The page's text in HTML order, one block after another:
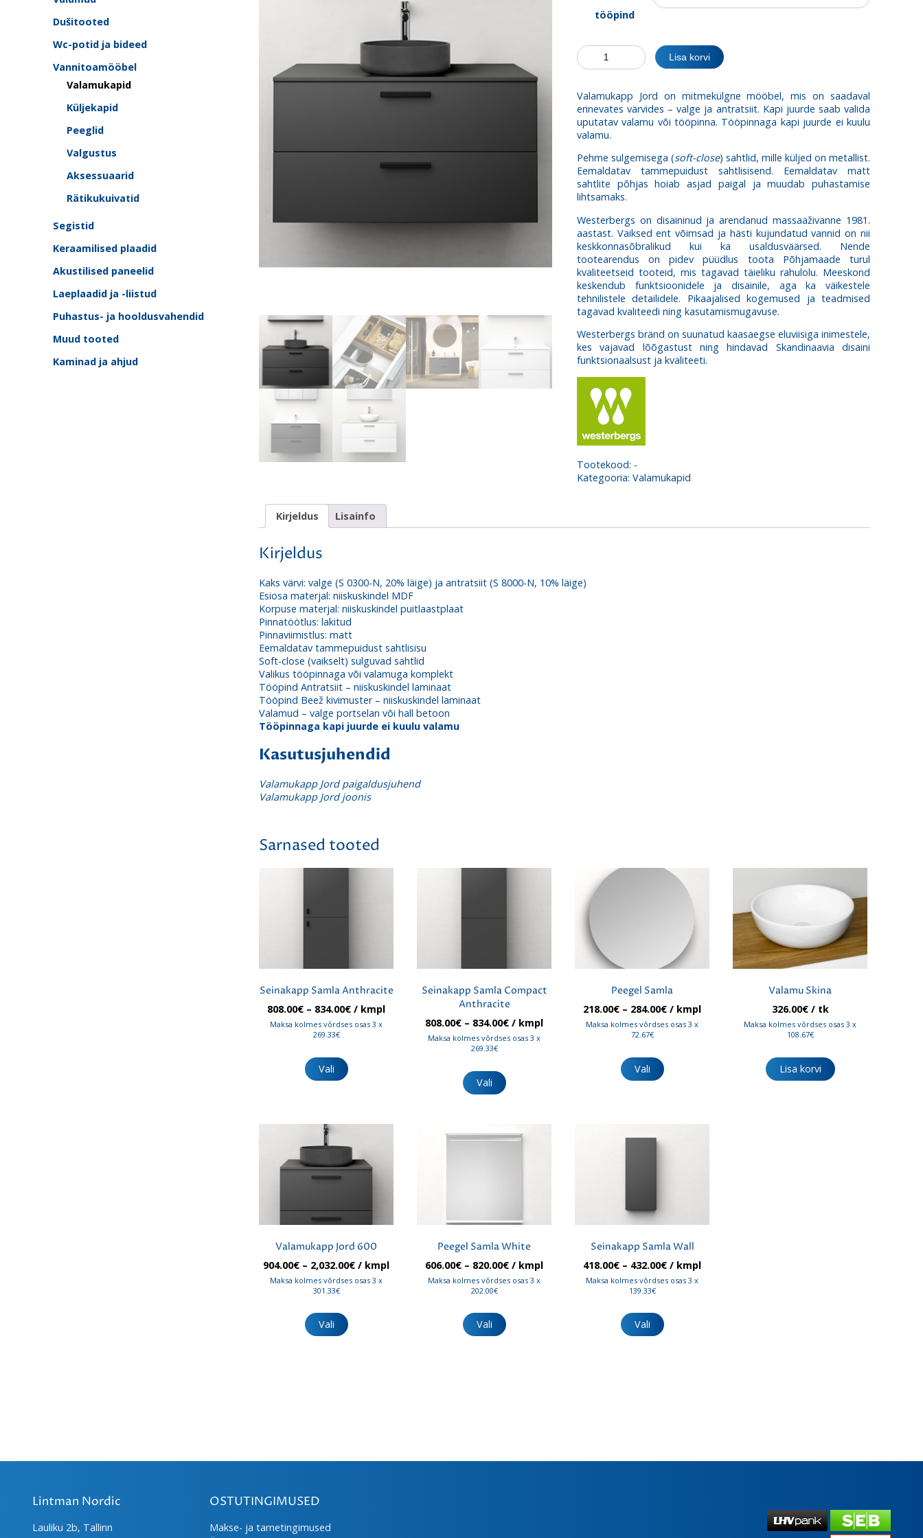
Dušitooted
Wc-potid ja bideed
Vannitoamööbel
Valamukapid
Küljekapid
Peeglid
Valgustus
Aksessuaarid
Rätikukuivatid
Segistid
Keraamilised plaadid
Akustilised paneelid
Laeplaadid ja -liistud
Puhastus- ja hooldusvahendid
Muud tooted
Kaminad ja ahjud
tööpind
Valamukapp
Jord
kogus
Lisa korvi
Valamukapp Jord on mitmekülgne mööbel, mis on saadaval
erinevates värvides – valge ja antratsiit. Kapi juurde saab valida
uputatav valamu või tööpinna. Tööpinnaga kapi juurde ei kuulu
valamu.
Pehme sulgemisega (soft-close) sahtlid, mille küljed on metallist.
Eemaldatav tammepuidust sahtlisisend. Eemaldatav matt
sahtlite põhjas hoiab asjad paigal ja muudab puhastamise
lihtsamaks.
Westerbergs on disaininud ja arendanud massaaživanne 1981.
aastast. Vaiksed ent võimsad ja hästi kujundatud vannid on nii
keskkonnasõbralikud kui ka usaldusväärsed. Nende
tootearendus on pidev püüdlus toota Põhjamaade turul
kvaliteetseid tooteid, mis tagavad täieliku rahulolu. Meeskond
keskendub funktsioonidele ja disainile, aga ka väikestele
tehnilistele detailidele. Pikaajalised kogemused ja teadmised
tagavad kvaliteedi ning kasutamismugavuse.
Westerbergs bränd on suunatud kaasaegse eluviisiga inimestele,
kes vajavad lõõgastust ning hindavad Skandinaavia disaini
funktsionaalsust ja kvaliteeti.
Tootekood: -
Kategooria: Valamukapid
Kirjeldus Lisainfo
Kirjeldus
Kaks värvi: valge (S 0300-N, 20% läige) ja antratsiit (S 8000-N, 10% läige)
Esiosa materjal: niiskuskindel MDF
Korpuse materjal: niiskuskindel puitlaastplaat
Pinnatöötlus: lakitud
Pinnaviimistlus: matt
Eemaldatav tammepuidust sahtlisisu
Soft-close (vaikselt) sulguvad sahtlid
Valikus tööpinnaga või valamuga komplekt
Tööpind Antratsiit – niiskuskindel laminaat
Tööpind Beež kivimuster – niiskuskindel laminaat
Valamud – valge portselan või hall betoon
Tööpinnaga kapi juurde ei kuulu valamu
Kasutusjuhendid
Valamukapp Jord paigaldusjuhend
Valamukapp Jord joonis
Sarnased tooted
Seinakapp Samla Anthracite
808.00€ – 834.00€Hinnavahemik:
808.00€
/ kmpl
Maksa kolmes võrdses osas 3 x
269.33€
Vali
tootel
teha
tootelehel.
Seinakapp Samla Compact
Anthracite
808.00€ – 834.00€Hinnavahemik:
808.00€
/ kmpl
Maksa kolmes võrdses osas 3 x
269.33€
Vali
tootel
Valikuid
saab
Peegel Samla
218.00€ – 284.00€Hinnavahemik:
218.00€
/ kmpl
Maksa kolmes võrdses osas 3 x
72.67€
Vali
tootel
Valamu Skina
326.00€/ tk
Maksa kolmes võrdses osas 3 x
108.67€
Lisa korvi
Valamukapp Jord 600
904.00€ – 2,032.00€Hinnavahemik:
904.00€
/ kmpl
Maksa kolmes võrdses osas 3 x
301.33€
Vali
tootel
Peegel Samla White
606.00€ – 820.00€Hinnavahemik:
606.00€
/ kmpl
Maksa kolmes võrdses osas 3 x
202.00€
Vali
tootel
Seinakapp Samla Wall
418.00€ – 432.00€Hinnavahemik:
418.00€
/ kmpl
Maksa kolmes võrdses osas 3 x
139.33€
Vali
tootel
Lintman Nordic
Lauliku 2b, Tallinn
OSTUTINGIMUSED
Makse- ja tarnetingimused